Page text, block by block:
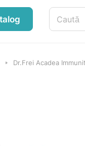
Dr.Frei Acadea